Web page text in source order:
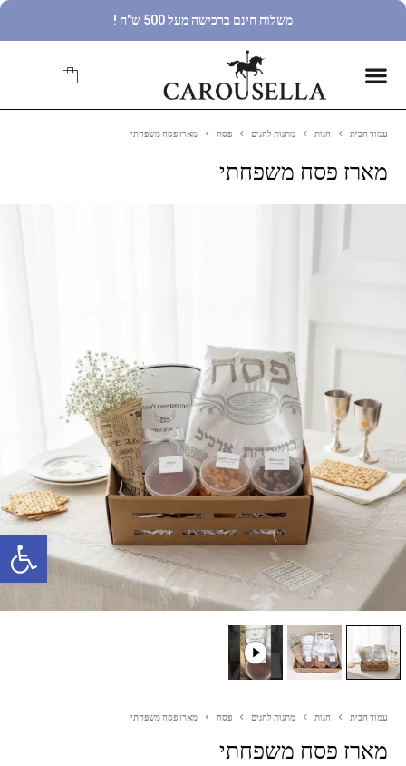
פתח סרגל נגישות
משלוח חינם ברכישה מעל 500 ש"ח !
עמוד הבית חנות מתנות לחגים פסח מארז פסח משפחתי
מארז פסח משפחתי
עמוד הבית חנות מתנות לחגים פסח מארז פסח משפחתי
מארז פסח משפחתי